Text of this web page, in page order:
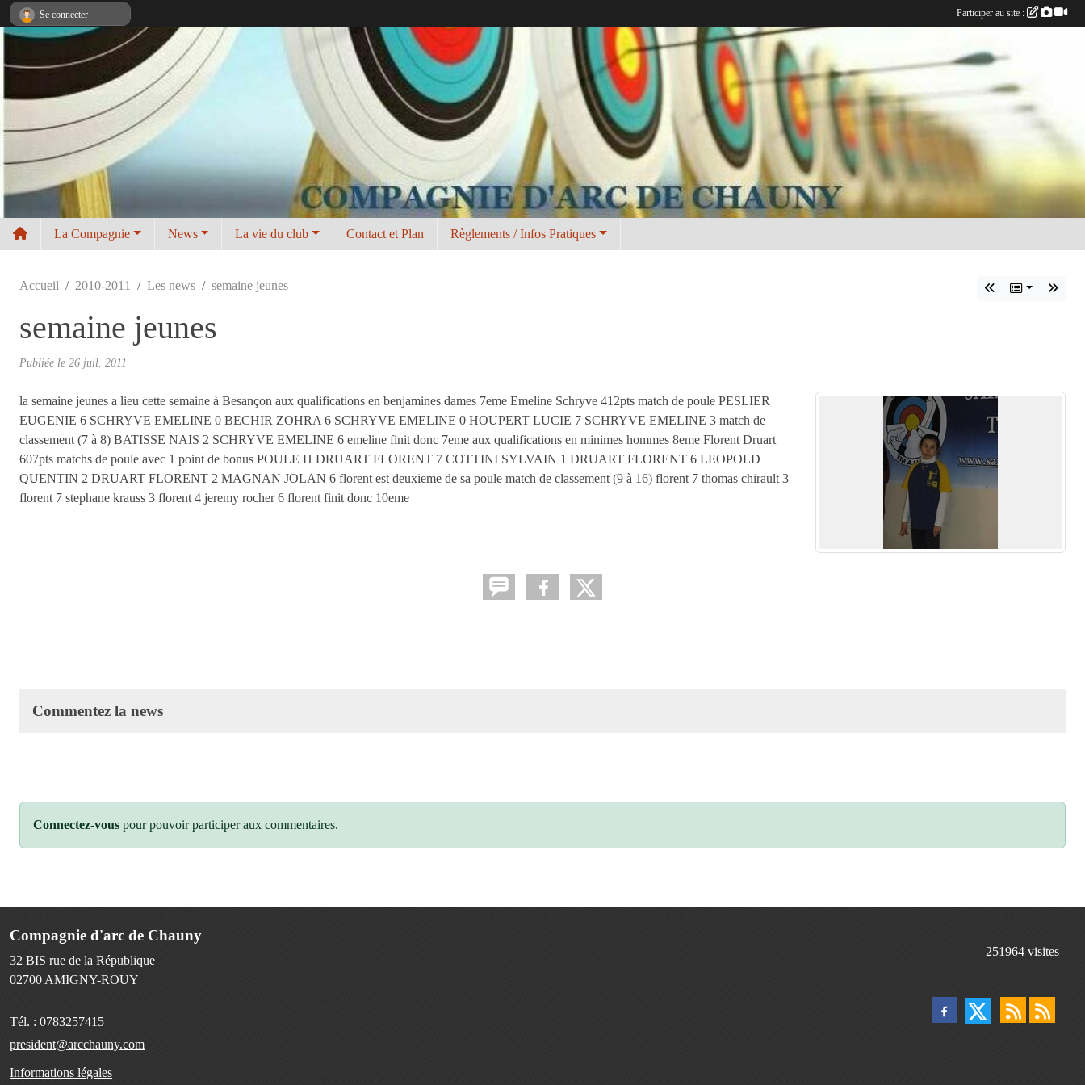
La Compagnie News La vie du club Contact et Plan Règlements / Infos Pratiques
Accueil 2010-2011 Les news semaine jeunes
semaine jeunes
Publiée le 26 juil. 2011
la semaine jeunes a lieu cette semaine à Besançon aux qualifications en benjamines dames 7eme Emeline Schryve 412pts match de poule PESLIER
EUGENIE 6 SCHRYVE EMELINE 0 BECHIR ZOHRA 6 SCHRYVE EMELINE 0 HOUPERT LUCIE 7 SCHRYVE EMELINE 3 match de
classement (7 à 8) BATISSE NAIS 2 SCHRYVE EMELINE 6 emeline finit donc 7eme aux qualifications en minimes hommes 8eme Florent Druart
607pts matchs de poule avec 1 point de bonus POULE H DRUART FLORENT 7 COTTINI SYLVAIN 1 DRUART FLORENT 6 LEOPOLD
QUENTIN 2 DRUART FLORENT 2 MAGNAN JOLAN 6 florent est deuxieme de sa poule match de classement (9 à 16) florent 7 thomas chirault 3
florent 7 stephane krauss 3 florent 4 jeremy rocher 6 florent finit donc 10eme
Commentez la news
Connectez-vous pour pouvoir participer aux commentaires.
Compagnie d'arc de Chauny
32 BIS rue de la République
02700 AMIGNY-ROUY
Tél. : 0783257415
president@arcchauny.com
Informations légales
251964 visites
Se connecter Participer au site :
Panneau de gestion des cookies